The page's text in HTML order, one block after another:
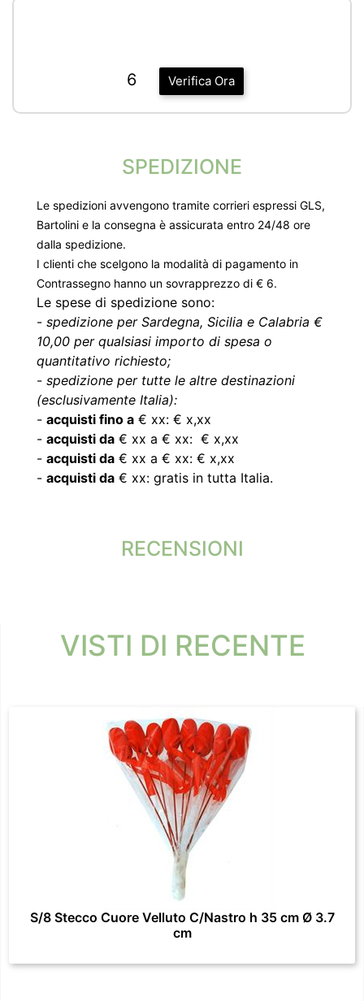
Verifica Ora
6
SPEDIZIONE
Le spedizioni avvengono tramite corrieri espressi GLS,
Bartolini e la consegna è assicurata entro 24/48 ore
dalla spedizione.
I clienti che scelgono la modalità di pagamento in
Contrassegno hanno un sovrapprezzo di € 6.
Le spese di spedizione sono:
- spedizione per Sardegna, Sicilia e Calabria €
10,00 per qualsiasi importo di spesa o
quantitativo richiesto;
- spedizione per tutte le altre destinazioni
(esclusivamente Italia):
- acquisti fino a € xx: € x,xx
- acquisti da € xx a € xx: € x,xx
- acquisti da € xx a € xx: € x,xx
- acquisti da € xx: gratis in tutta Italia.
RECENSIONI
VISTI DI RECENTE
S/8 Stecco Cuore Velluto C/Nastro h 35 cm Ø 3.7
cm